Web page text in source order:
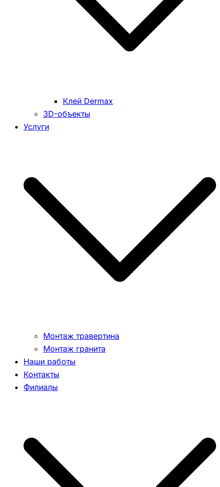
Клей Dermax
3D-объекты
Услуги
Монтаж травертина
Монтаж гранита
Наши работы
Контакты
Филиалы